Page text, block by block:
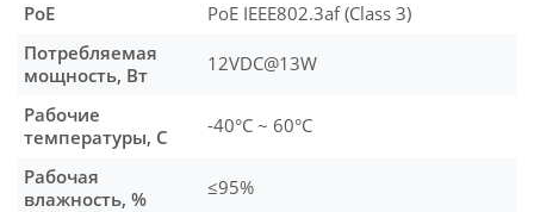
PoE
PoE IEEE802.3af (Class 3)
Потребляемая
мощность, Вт
12VDC@13W
Рабочие
температуры, С
-40°C ~ 60°C
Рабочая
влажность, %
≤95%